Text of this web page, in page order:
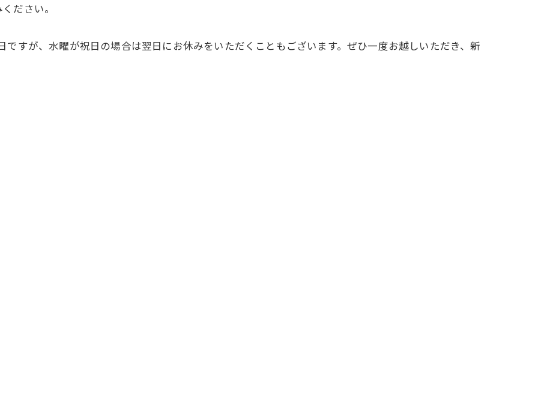
ださい。
ですが、水曜が祝日の場合は翌日にお休みをいただくこともございます。ぜひ一度お越しいただき、新